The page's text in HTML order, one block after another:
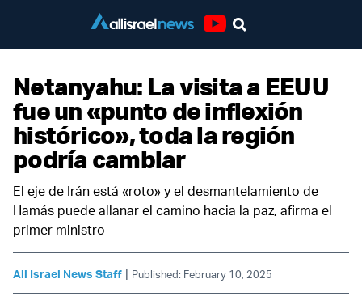
Netanyahu: La visita a EEUU
fue un «punto de inflexión
histórico», toda la región
podría cambiar
El eje de Irán está «roto» y el desmantelamiento de
Hamás puede allanar el camino hacia la paz, afirma el
primer ministro
All Israel News Staff | Published: February 10, 2025